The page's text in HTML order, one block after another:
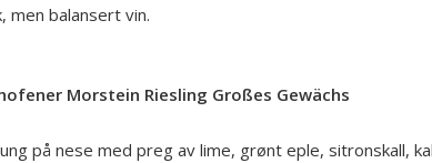
men balansert vin.
Morstein Riesling Großes Gewächs
på nese med preg av lime, grønt eple, sitronskall,